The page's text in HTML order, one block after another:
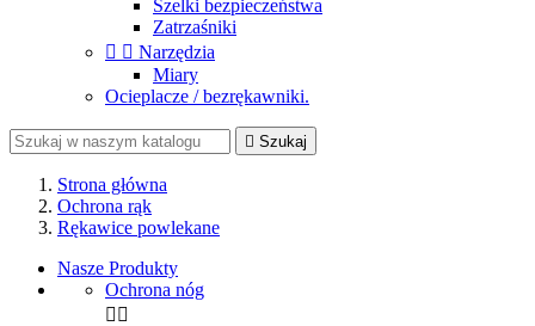
Szelki bezpieczeństwa
Zatrzaśniki
  Narzędzia
Miary
Ocieplacze / bezrękawniki.
 Szukaj
Strona główna
Ochrona rąk
Rękawice powlekane
Nasze Produkty
Ochrona nóg
 